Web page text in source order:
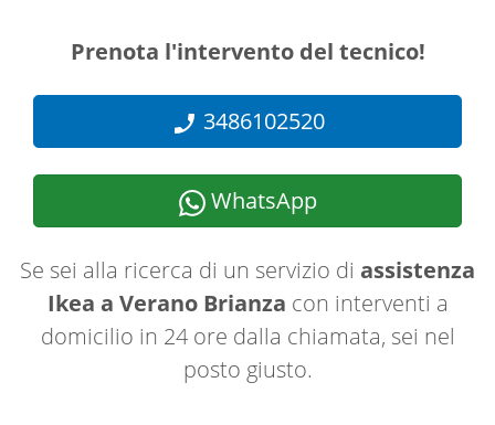
Prenota l'intervento del tecnico!
3486102520
WhatsApp
Se sei alla ricerca di un servizio di assistenza
Ikea a Verano Brianza con interventi a
domicilio in 24 ore dalla chiamata, sei nel
posto giusto.